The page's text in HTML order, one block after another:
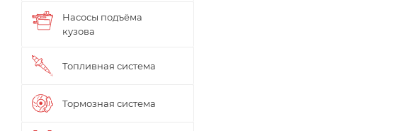
Насосы подъёма
кузова
Топливная система
Тормозная система